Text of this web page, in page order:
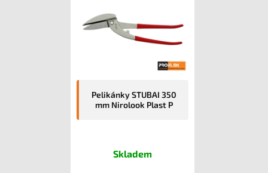
Pelikánky STUBAI 350
mm Nirolook Plast P
Skladem